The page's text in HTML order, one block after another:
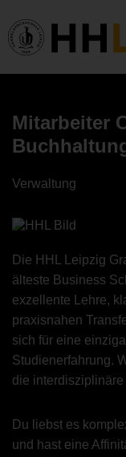
Mitarbeiter
Verwaltung
Die HHL Leipzig
älteste Business
exzellente Lehre,
praxisnahen
sich für eine
Studienerfahrung.
die
Du liebst es
und hast eine